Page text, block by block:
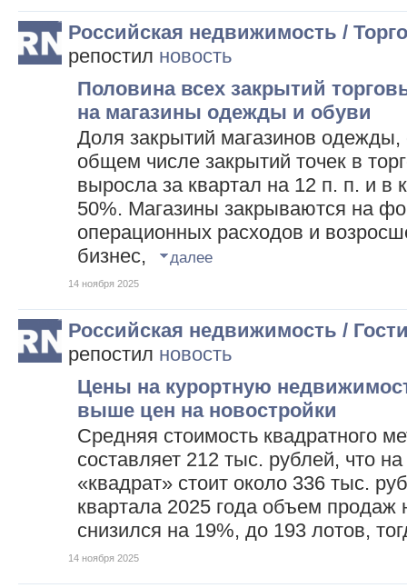
Российская недвижимость /
репостил новость
Половина всех закрытий
на магазины одежды и обуви
Доля закрытий магазинов одежды,
общем числе закрытий точек в
выросла за квартал на 12 п. п. и в
50%. Магазины закрываются на
операционных расходов и
бизнес,
далее
14 ноября 2025
Российская недвижимость /
репостил новость
Цены на курортную
выше цен на новостройки
Средняя стоимость квадратного
составляет 212 тыс. рублей, что
«квадрат» стоит около 336 тыс.
квартала 2025 года объем продаж
снизился на 19%, до 193 лотов,
14 ноября 2025